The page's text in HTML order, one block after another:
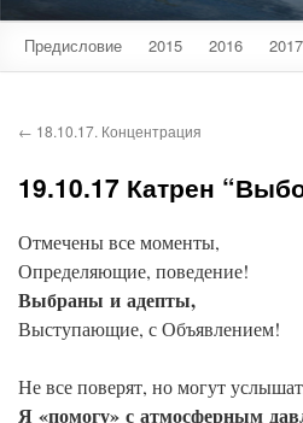
Предисловие 2015 2016 2017
← 18.10.17. Концентрация
19.10.17 Катрен
Отмечены все моменты,
Определяющие, поведение!
Выбраны и адепты,
Выступающие, с Объявлением!
Не все поверят, но могут
Я «помогу» с атмосферным